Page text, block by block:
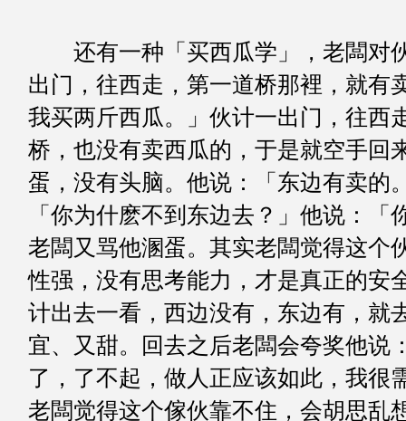
还有一种「买西瓜学」，老闆对
出门，往西走，第一道桥那裡，就有
我买两斤西瓜。」伙计一出门，往西
桥，也没有卖西瓜的，于是就空手回
蛋，没有头脑。他说：「东边有卖的
「你为什麽不到东边去？」他说：「
老闆又骂他溷蛋。其实老闆觉得这个
性强，没有思考能力，才是真正的安
计出去一看，西边没有，东边有，就
宜、又甜。回去之后老闆会夸奖他说
了，了不起，做人正应该如此，我很
老闆觉得这个傢伙靠不住，会胡思乱